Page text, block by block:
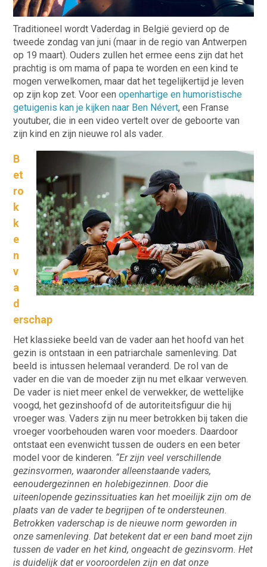
Traditioneel wordt Vaderdag in België gevierd op de
tweede zondag van juni (maar in de regio van Antwerpen
op 19 maart). Ouders zullen het ermee eens zijn dat het
prachtig is om mama of papa te worden en een kind te
mogen verwelkomen, maar dat het tegelijkertijd je leven
op zijn kop zet. Voor eenopenhartige en humoristische
getuigenis kan je kijken naar Ben Névert, een Franse
youtuber, die in een video vertelt over de geboorte van
zijn kind en zijn nieuwe rol als vader.
B
et
ro
k
k
e
n
v
a
d
erschap
Het klassieke beeld van de vader aan het hoofd van het
gezin is ontstaan in een patriarchale samenleving. Dat
beeld is intussen helemaal veranderd. De rol van de
vader en die van de moeder zijn nu met elkaar verweven.
De vader is niet meer enkel de verwekker, de wettelijke
voogd, het gezinshoofd of de autoriteitsfiguur die hij
vroeger was. Vaders zijn nu meer betrokken bij taken die
vroeger voorbehouden waren voor moeders. Daardoor
ontstaat een evenwicht tussen de ouders en een beter
model voor de kinderen. “Er zijn veel verschillende
gezinsvormen, waaronder alleenstaande vaders,
eenoudergezinnen en holebigezinnen. Door die
uiteenlopende gezinssituaties kan het moeilijk zijn om de
plaats van de vader te begrijpen of te ondersteunen.
Betrokken vaderschap is de nieuwe norm geworden in
onze samenleving. Dat betekent dat er een band moet zijn
tussen de vader en het kind, ongeacht de gezinsvorm. Het
is duidelijk dat er vooroordelen zijn en dat onze